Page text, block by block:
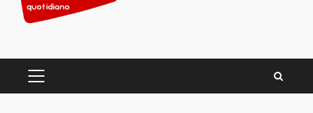
PRIMARY